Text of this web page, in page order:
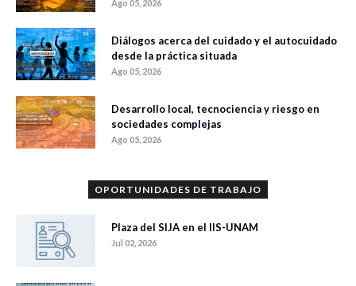
Ago 05, 2026
Diálogos acerca del cuidado y el autocuidado
desde la práctica situada
Ago 05, 2026
Desarrollo local, tecnociencia y riesgo en
sociedades complejas
Ago 05, 2026
OPORTUNIDADES DE TRABAJO
Plaza del SIJA en el IIS-UNAM
Jul 02, 2026